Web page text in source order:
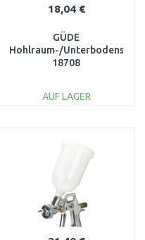
18,04 €
GÜDE
Hohlraum-/
18708
AUF LAGER
Vergleichen